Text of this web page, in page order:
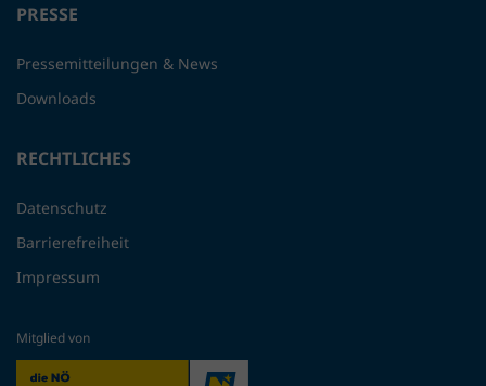
PRESSE
Pressemitteilungen & News
Downloads
RECHTLICHES
Datenschutz
Barrierefreiheit
Impressum